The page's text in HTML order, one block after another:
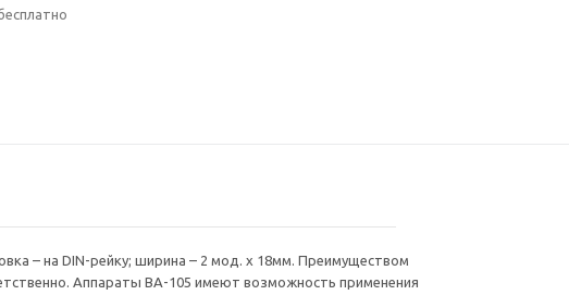
– на DIN-рейку; ширина – 2 мод. х 18мм. Преимуществом
Аппараты ВА-105 имеют возможность применения